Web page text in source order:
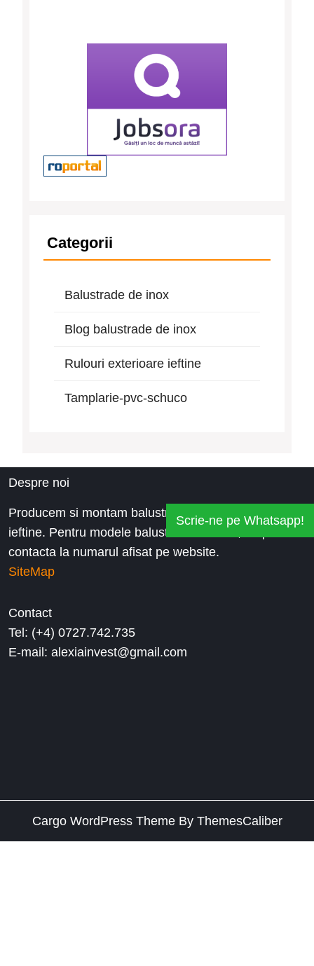
Categorii
Balustrade de inox
Blog balustrade de inox
Rulouri exterioare ieftine
Tamplarie-pvc-schuco
Despre noi
Producem si montam balustrade inox la preturi
ieftine. Pentru modele balustrade de inox, ne puteti
contacta la numarul afisat pe website.
SiteMap
Contact
Tel: (+4) 0727.742.735
E-mail: alexiainvest@gmail.com
Cargo WordPress ThemeBy ThemesCaliber
Scrie-ne pe Whatsapp!